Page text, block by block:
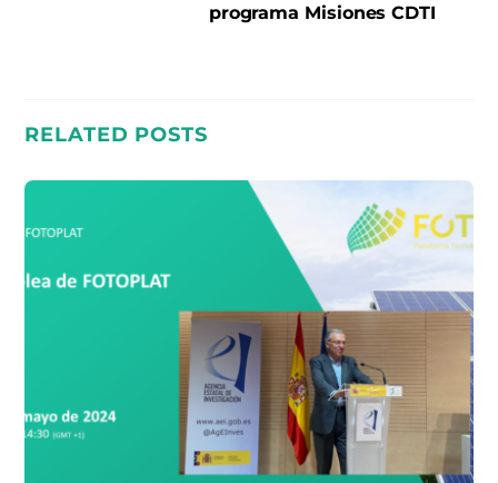
programa Misiones CDTI
RELATED POSTS